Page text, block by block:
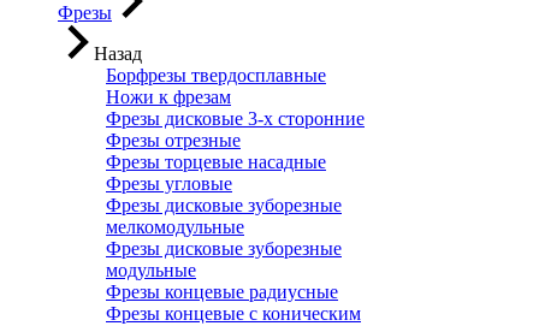
Фрезы
Назад
Борфрезы твердосплавные
Ножи к фрезам
Фрезы дисковые 3-х сторонние
Фрезы отрезные
Фрезы торцевые насадные
Фрезы угловые
Фрезы дисковые зуборезные
мелкомодульные
Фрезы дисковые зуборезные
модульные
Фрезы концевые радиусные
Фрезы концевые с коническим